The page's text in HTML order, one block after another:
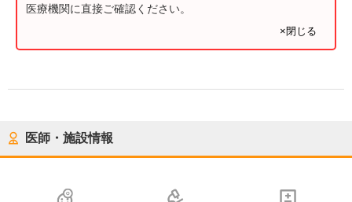
医療機関に直接ご確認ください。
×閉じる
医師・施設情報